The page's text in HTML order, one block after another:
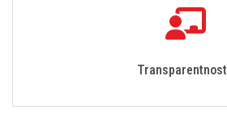
Transparentnost